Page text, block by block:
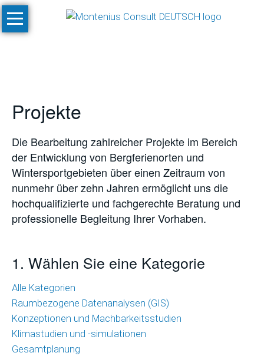
Navigation
überspringen
Start
Machbarkeitsstudien
und
-
simulationen
SnowPlan™
Gesamtplanung
Skigebietsprojekten
Wirtschaftlichkeitsrechnungen
Marktanalysen
und
Besuchsprognosen
Projekte
Die Bearbeitung zahlreicher Projekte im Bereich
der Entwicklung von Bergferienorten und
Wintersportgebieten über einen Zeitraum von
nunmehr über zehn Jahren ermöglicht uns die
hochqualifizierte und fachgerechte Beratung und
professionelle Begleitung Ihrer Vorhaben.
1. Wählen Sie eine Kategorie
Alle Kategorien
Raumbezogene Datenanalysen (GIS)
Konzeptionen und Machbarkeitsstudien
Klimastudien und -simulationen
Gesamtplanung